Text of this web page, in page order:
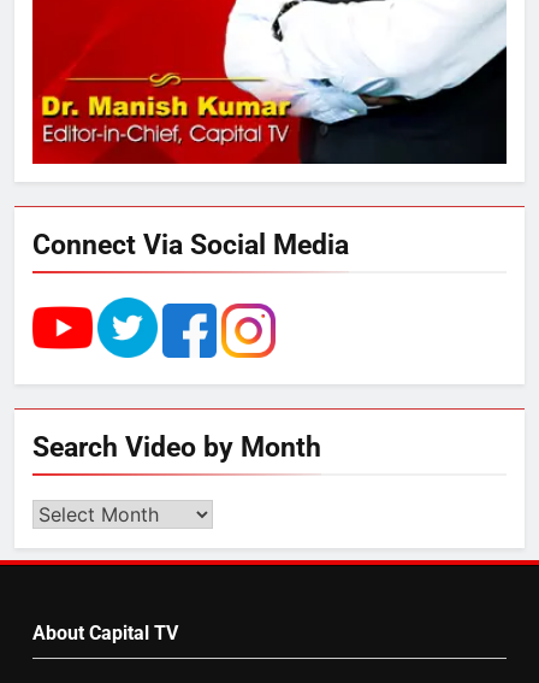
नामकरण करने की मांग को लेकर
अनिश्चितकालीन धरना शुरू
3
289 एकड़ भूमि पर विकसित होगा कार्बन-
फ्री डेटा सेंटर, हजारों उच्च-कुशल
UP में ग्रामीण बिजली आपूर्ति से कृषि,
डेयरी, कुटीर उद्योग और स्वरोजगार को
मिला बढ़ावा
5
राम की नगरी अयोध्या में आने वाले भक्तों
का स्वागत करेगा लक्ष्मण द्वार
6
Connect Via Social Media
Search Video by Month
Search
by
About Capital TV